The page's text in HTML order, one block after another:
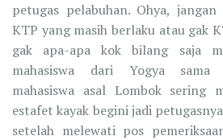
petugas pelabuhan. Ohya,
KTP yang masih berlaku atau gak
gak apa-apa kok bilang saja
mahasiswa dari Yogya sama
mahasiswa asal Lombok sering
estafet kayak begini jadi
setelah melewati pos